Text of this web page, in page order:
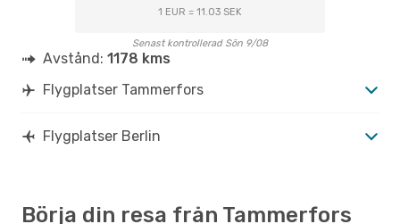
1 EUR = 11.03 SEK
Senast kontrollerad Sön 9/08
Avstånd: 1178 kms
Flygplatser Tammerfors
Flygplatser Berlin
Börja din resa från Tammerfors